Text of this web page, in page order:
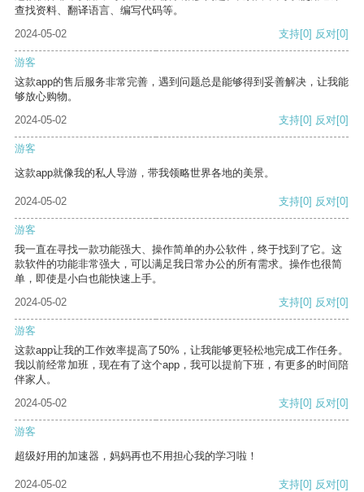
查找资料、翻译语言、编写代码等。
2024-05-02
支持[0] 反对[0]
游客
这款app的售后服务非常完善，遇到问题总是能够得到妥善解决，让我能
够放心购物。
2024-05-02
支持[0] 反对[0]
游客
这款app就像我的私人导游，带我领略世界各地的美景。
2024-05-02 支持[0] 反对[0]
游客
我一直在寻找一款功能强大、操作简单的办公软件，终于找到了它。这
款软件的功能非常强大，可以满足我日常办公的所有需求。操作也很简
单，即使是小白也能快速上手。
2024-05-02
支持[0] 反对[0]
游客
这款app让我的工作效率提高了50%，让我能够更轻松地完成工作任务。
我以前经常加班，现在有了这个app，我可以提前下班，有更多的时间陪
伴家人。
2024-05-02
支持[0] 反对[0]
游客
超级好用的加速器，妈妈再也不用担心我的学习啦！
2024-05-02 支持[0] 反对[0]